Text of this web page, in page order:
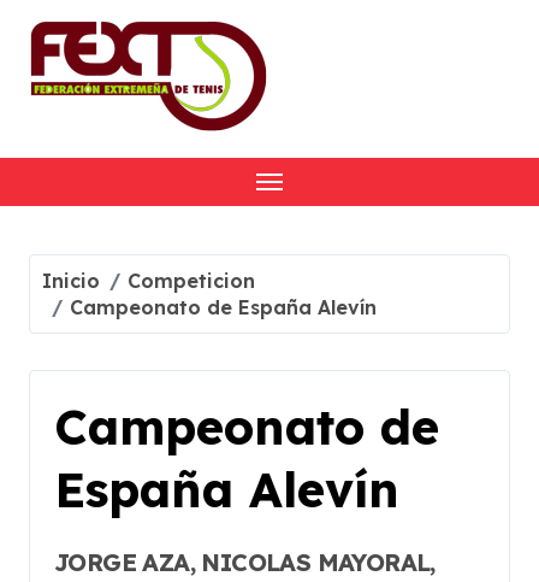
content
Inicio
Competicion
Campeonato de España Alevín
Campeonato de
España Alevín
JORGE AZA, NICOLAS MAYORAL,